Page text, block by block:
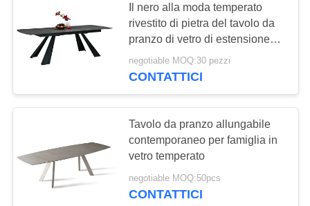
Il nero alla moda temperato
rivestito di pietra del tavolo da
pranzo di vetro di estensione
per 12 sedili
negotiable MOQ:30 pezzi
CONTATTICI
Tavolo da pranzo allungabile
contemporaneo per famiglia in
vetro temperato
negotiable MOQ:50pcs
CONTATTICI